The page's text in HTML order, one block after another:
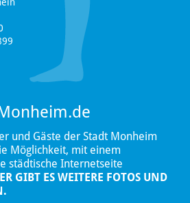
und Gäste der Stadt Monheim
Möglichkeit, mit einem
städtische Internetseite
GIBT ES WEITERE FOTOS UND